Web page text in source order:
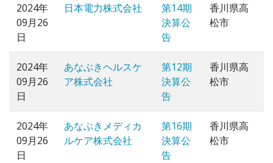
2024年
09月26
日
日本電力株式会社
第14期
決算公
告
香川県高
松市
2024年
09月26
日
あなぶきヘルスケ
ア株式会社
第12期
決算公
告
香川県高
松市
2024年
09月26
日
あなぶきメディカ
ルケア株式会社
第16期
決算公
告
香川県高
松市